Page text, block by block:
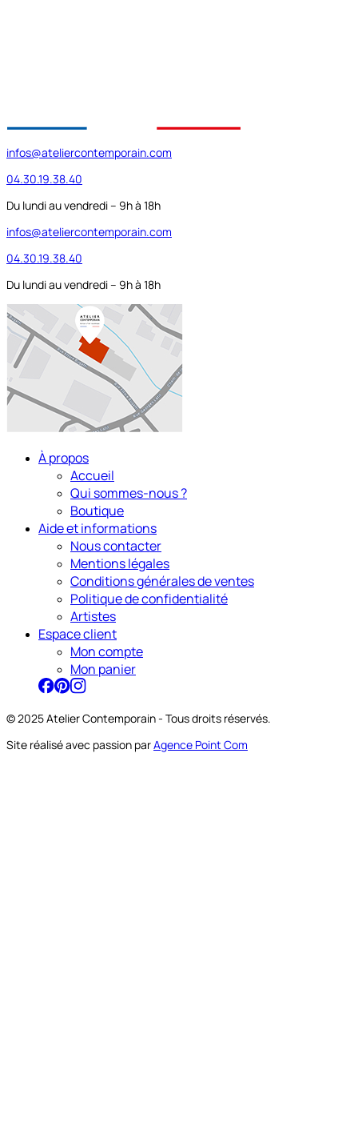
infos@ateliercontemporain.com
04.30.19.38.40
Du lundi au vendredi – 9h à 18h
infos@ateliercontemporain.com
04.30.19.38.40
Du lundi au vendredi – 9h à 18h
À propos
Accueil
Qui sommes-nous ?
Boutique
Aide et informations
Nous contacter
Mentions légales
Conditions générales de ventes
Politique de confidentialité
Artistes
Espace client
Mon compte
Mon panier
© 2025 Atelier Contemporain - Tous droits réservés.
Site réalisé avec passion parAgence Point Com